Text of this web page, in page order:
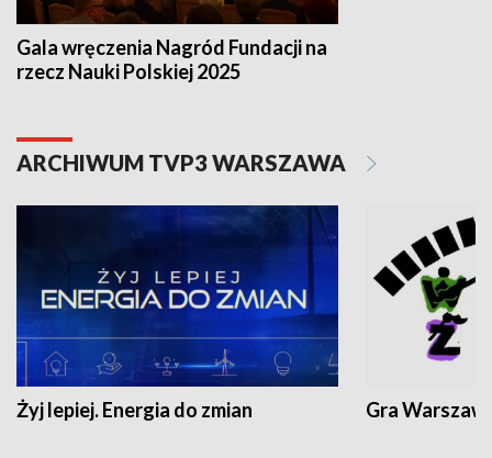
Gala wręczenia Nagród Fundacji na
rzecz Nauki Polskiej 2025
ARCHIWUM TVP3 WARSZAWA
Żyj lepiej. Energia do zmian Gra